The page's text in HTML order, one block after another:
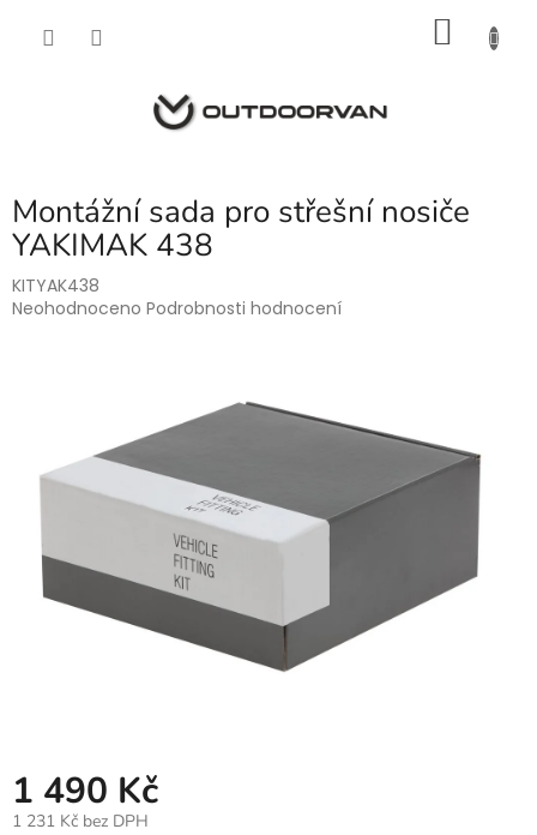
Montážní sada pro střešní nosiče
YAKIMAK 438
KITYAK438
Průměrné
hvězdiček.
Neohodnoceno Podrobnosti hodnocení
1 490 Kč
1 231 Kč bez DPH